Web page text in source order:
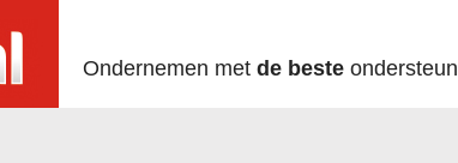
Ondernemen met de beste